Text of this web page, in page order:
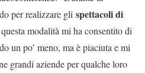
per realizzare gli spettacoli di
modalità mi ha consentito di
un po’ meno, ma è piaciuta e mi
grandi aziende per qualche loro